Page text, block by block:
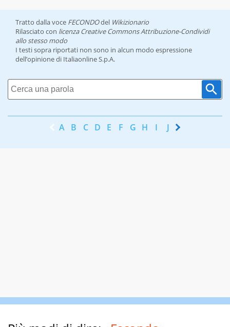
Tratto dalla voce FECONDOdel Wikizionario
Rilasciato con licenza Creative Commons Attribuzione-Condividi
allo stesso modo
I testi sopra riportati non sono in alcun modo espressione
dell’opinione di Italiaonline S.p.A.
A B C D E F G H I J K